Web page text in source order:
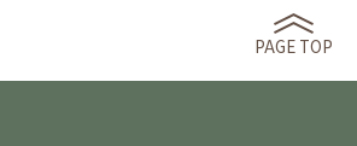
PAGE TOP